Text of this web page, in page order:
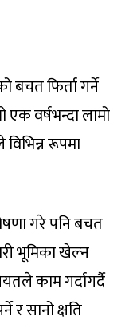
बचत फिर्ता गर्ने
वर्षभन्दा लामो
रूपमा
गरे पनि बचत
भूमिका खेल्न
काम गर्दागर्दै
र सानो क्षति